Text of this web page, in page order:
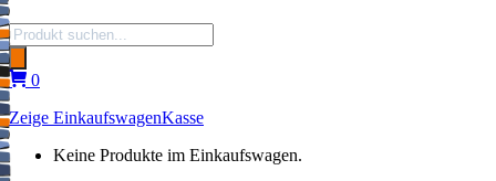
Products
search
0
Zeige EinkaufswagenKasse
Keine Produkte im Einkaufswagen.